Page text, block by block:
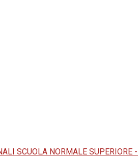
SCUOLA NORMALE